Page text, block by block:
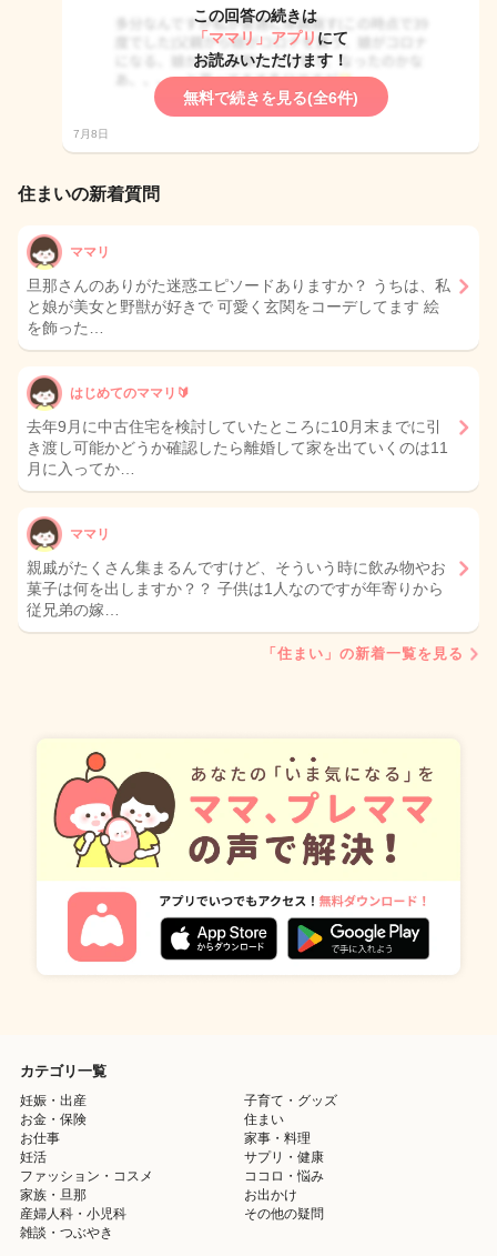
この回答の続きは
「ママリ」アプリ にて
お読みいただけます！
無料で続きを見る(全6件)
7月8日
住まいの新着質問
ママリ
旦那さんのありがた迷惑エピソードありますか？ うちは、私
と娘が美女と野獣が好きで 可愛く玄関をコーデしてます 絵
を飾った…
はじめてのママリ🔰
去年9月に中古住宅を検討していたところに10月末までに引
き渡し可能かどうか確認したら離婚して家を出ていくのは11
月に入ってか…
ママリ
親戚がたくさん集まるんですけど、そういう時に飲み物やお
菓子は何を出しますか？？ 子供は1人なのですが年寄りから
従兄弟の嫁…
「住まい」の新着一覧を見る
カテゴリ一覧
妊娠・出産
子育て・グッズ
お金・保険
住まい
お仕事
家事・料理
妊活
サプリ・健康
ファッション・コスメ
ココロ・悩み
家族・旦那
お出かけ
産婦人科・小児科
その他の疑問
雑談・つぶやき